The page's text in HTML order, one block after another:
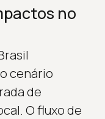
no
cenário
de
O fluxo de